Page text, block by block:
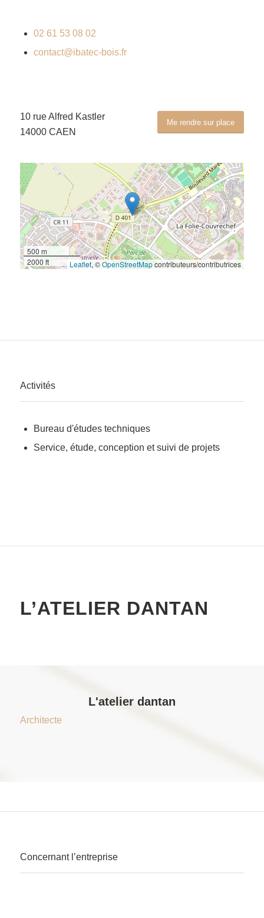
02 61 53 08 02
contact@ibatec-bois.fr
Me rendre sur place
10 rue Alfred Kastler
14000 CAEN
500 m
2000 ft
Leaflet, ©OpenStreetMapcontributeurs/contributrices
Activités
Bureau d'études techniques
Service, étude, conception et suivi de projets
L’ATELIER DANTAN
L'atelier dantan
Architecte
Concernant l’entreprise